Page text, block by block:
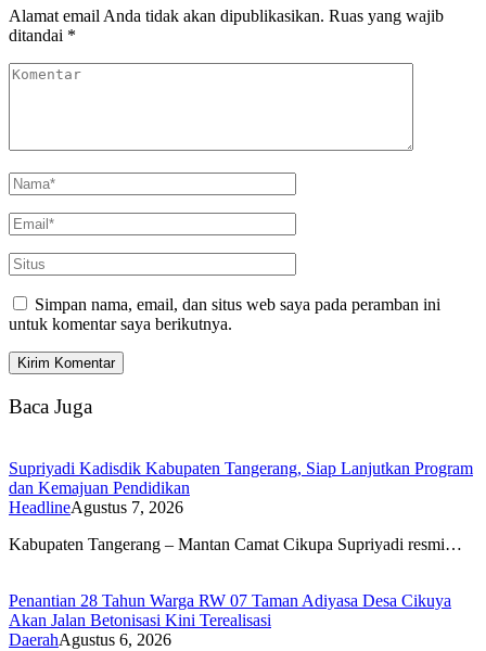
Alamat email Anda tidak akan dipublikasikan. Ruas yang wajib
ditandai *
Simpan nama, email, dan situs web saya pada peramban ini
untuk komentar saya berikutnya.
Baca Juga
Supriyadi Kadisdik Kabupaten Tangerang, Siap Lanjutkan Program
dan Kemajuan Pendidikan
HeadlineAgustus 7, 2026
Kabupaten Tangerang – Mantan Camat Cikupa Supriyadi resmi…
Penantian 28 Tahun Warga RW 07 Taman Adiyasa Desa Cikuya
Akan Jalan Betonisasi Kini Terealisasi
DaerahAgustus 6, 2026